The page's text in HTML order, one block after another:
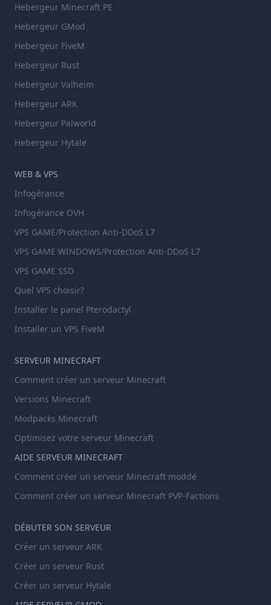
Hebergeur Minecraft PE
Hebergeur GMod
Hebergeur FiveM
Hebergeur Rust
Hebergeur Valheim
Hebergeur ARK
Hebergeur Palworld
Hebergeur Hytale
WEB & VPS
Infogérance
Infogérance OVH
VPS GAME/Protection Anti-DDoS L7
VPS GAME WINDOWS/Protection Anti-DDoS L7
VPS GAME SSD
Quel VPS choisir?
Installer le panel Pterodactyl
Installer un VPS FiveM
SERVEUR MINECRAFT
Comment créer un serveur Minecraft
Versions Minecraft
Modpacks Minecraft
Optimisez votre serveur Minecraft
AIDE SERVEUR MINECRAFT
Comment créer un serveur Minecraft moddé
Comment créer un serveur Minecraft PVP-Factions
DÉBUTER SON SERVEUR
Créer un serveur ARK
Créer un serveur Rust
Créer un serveur Hytale